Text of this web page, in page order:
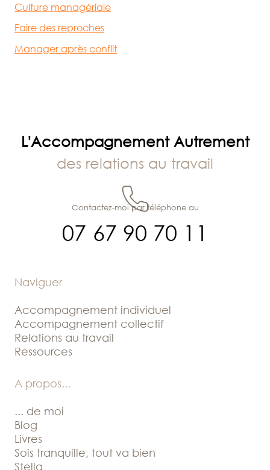
Culture managériale
Faire des reproches
Manager après conflit
L'Accompagnement Autrement
des relations au travail
07 67 90 70 11
Contactez-moi par téléphone au
Naviguer
Accompagnement individuel
Accompagnement collectif
Relations au travail
Ressources
A propos...
... de moi
Blog
Livres
Sois tranquille, tout va bien
Stella